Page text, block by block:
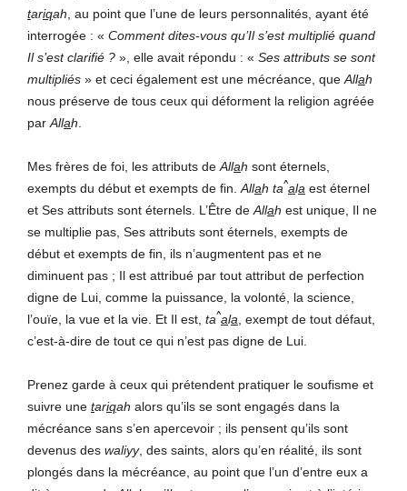
tariqah , au point que l’une de leurs personnalités, ayant été
interrogée : « Comment dites-vous qu’Il s’est multiplié quand
Il s’est clarifié ? », elle avait répondu : « Ses attributs se sont
multipliés » et ceci également est une mécréance, que Allah
nous préserve de tous ceux qui déforment la religion agréée
par Allah
Mes frères de foi, les attributs de Allah sont éternels,
exempts du début et exempts de fin. Allah ta^ala est éternel
et Ses attributs sont éternels. L’Être de Allah est unique, Il ne
se multiplie pas, Ses attributs sont éternels, exempts de
début et exempts de fin, ils n’augmentent pas et ne
diminuent pas ; Il est attribué par tout attribut de perfection
digne de Lui, comme la puissance, la volonté, la science,
l’ouïe, la vue et la vie. Et Il est, ta^ala , exempt de tout défaut,
c’est-à-dire de tout ce qui n’est pas digne de Lui.
Prenez garde à ceux qui prétendent pratiquer le soufisme et
suivre une tariqah alors qu’ils se sont engagés dans la
mécréance sans s’en apercevoir ; ils pensent qu’ils sont
devenus des waliyy, des saints, alors qu’en réalité, ils sont
plongés dans la mécréance, au point que l’un d’entre eux a